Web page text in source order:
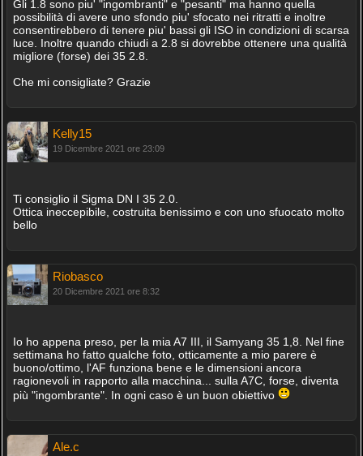
Gli 1.8 sono piu' "ingombranti" e "pesanti" ma hanno quella
possibilità di avere uno sfondo piu' sfocato nei ritratti e inoltre
consentirebbero di tenere piu' bassi gli ISO in condizioni di scarsa
luce. Inoltre quando chiudi a 2.8 si dovrebbe ottenere una qualità
migliore (forse) dei 35 2.8.
Che mi consigliate? Grazie
Kelly15
19 Dicembre 2021 ore 23:09
Ti consiglio il Sigma DN I 35 2.0.
Ottica ineccepibile, costruita benissimo e con uno sfuocato molto
bello
Riobasco
20 Dicembre 2021 ore 8:32
Io ho appena preso, per la mia A7 III, il Samyang 35 1,8. Nel fine
settimana ho fatto qualche foto, otticamente a mio parere è
buono/ottimo, l'AF funziona bene e le dimensioni ancora
ragionevoli in rapporto alla macchina... sulla A7C, forse, diventa
più "ingombrante". In ogni caso è un buon obiettivo
Ale.c